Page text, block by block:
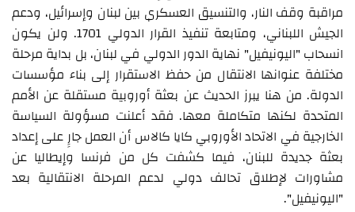
مراقبة وقف النار، والتنسيق العسكري بين لبنان وإسرائيل، ودعم
الجيش اللبناني، ومتابعة تنفيذ القرار الدولي 1701. ولن يكون
انسحاب "اليونيفيل" نهاية الدور الدولي في لبنان، بل بداية مرحلة
مختلفة عنوانها الانتقال من حفظ الاستقرار إلى بناء مؤسسات
الدولة. من هنا يبرز الحديث عن بعثة أوروبية مستقلة عن الأمم
المتحدة لكنها متكاملة معها. فقد أعلنت مسؤولة السياسة
الخارجية في الاتحاد الأوروبي كايا كالاس أن العمل جارٍ على إعداد
بعثة جديدة للبنان، فيما كشفت كل من فرنسا وإيطاليا عن
مشاورات لإطلاق تحالف دولي لدعم المرحلة الانتقالية بعد
"اليونيفيل".